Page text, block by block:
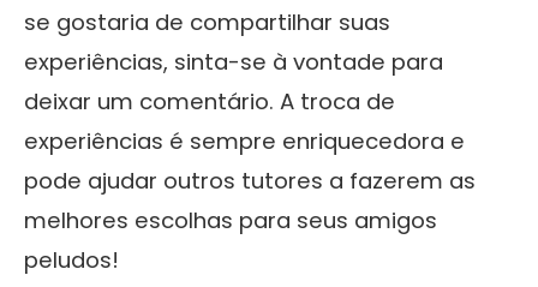
se gostaria de compartilhar suas
experiências, sinta-se à vontade para
deixar um comentário. A troca de
experiências é sempre enriquecedora e
pode ajudar outros tutores a fazerem as
melhores escolhas para seus amigos
peludos!